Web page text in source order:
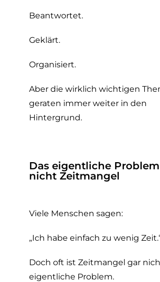
Beantwortet.
Geklärt.
Organisiert.
Aber die wirklich wichtigen
geraten immer weiter in den
Hintergrund.
Das eigentliche
nicht Zeitmangel
Viele Menschen sagen:
„Ich habe einfach zu wenig
Doch oft ist Zeitmangel gar
eigentliche Problem.